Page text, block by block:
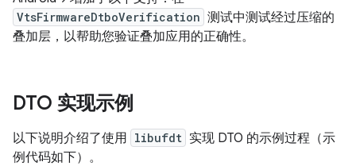
VtsFirmwareDtboVerification 测试中测试经过压缩的
叠加层，以帮助您验证叠加应用的正确性。
DTO 实现示例
以下说明介绍了使用 libufdt 实现 DTO 的示例过程（示
例代码如下）。